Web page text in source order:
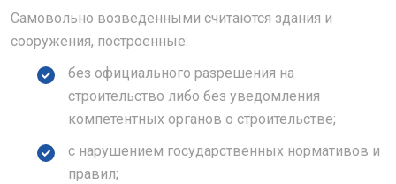
Самовольно возведенными считаются здания и
сооружения, построенные:
без официального разрешения на
строительство либо без уведомления
компетентных органов о строительстве;
с нарушением государственных нормативов и
правил;